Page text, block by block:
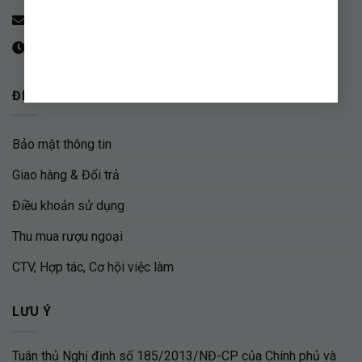
ĐIỀU KHOẢN & HƯỚNG DẪN
Bảo mật thông tin
Giao hàng & Đổi trả
Điều khoản sử dụng
Thu mua rượu ngoại
CTV, Hợp tác, Cơ hội việc làm
LƯU Ý
Tuân thủ Nghị định số 185/2013/NĐ-CP của Chính phủ và